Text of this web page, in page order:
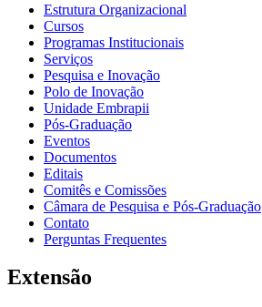
Estrutura Organizacional
Cursos
Programas Institucionais
Serviços
Pesquisa e Inovação
Polo de Inovação
Unidade Embrapii
Pós-Graduação
Eventos
Documentos
Editais
Comitês e Comissões
Câmara de Pesquisa e Pós-Graduação
Contato
Perguntas Frequentes
Extensão